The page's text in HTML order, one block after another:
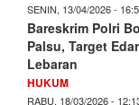
SENIN, 13/04/2026 -
Bareskrim Polri
Palsu, Target
Lebaran
HUKUM
RABU, 18/03/2026 -